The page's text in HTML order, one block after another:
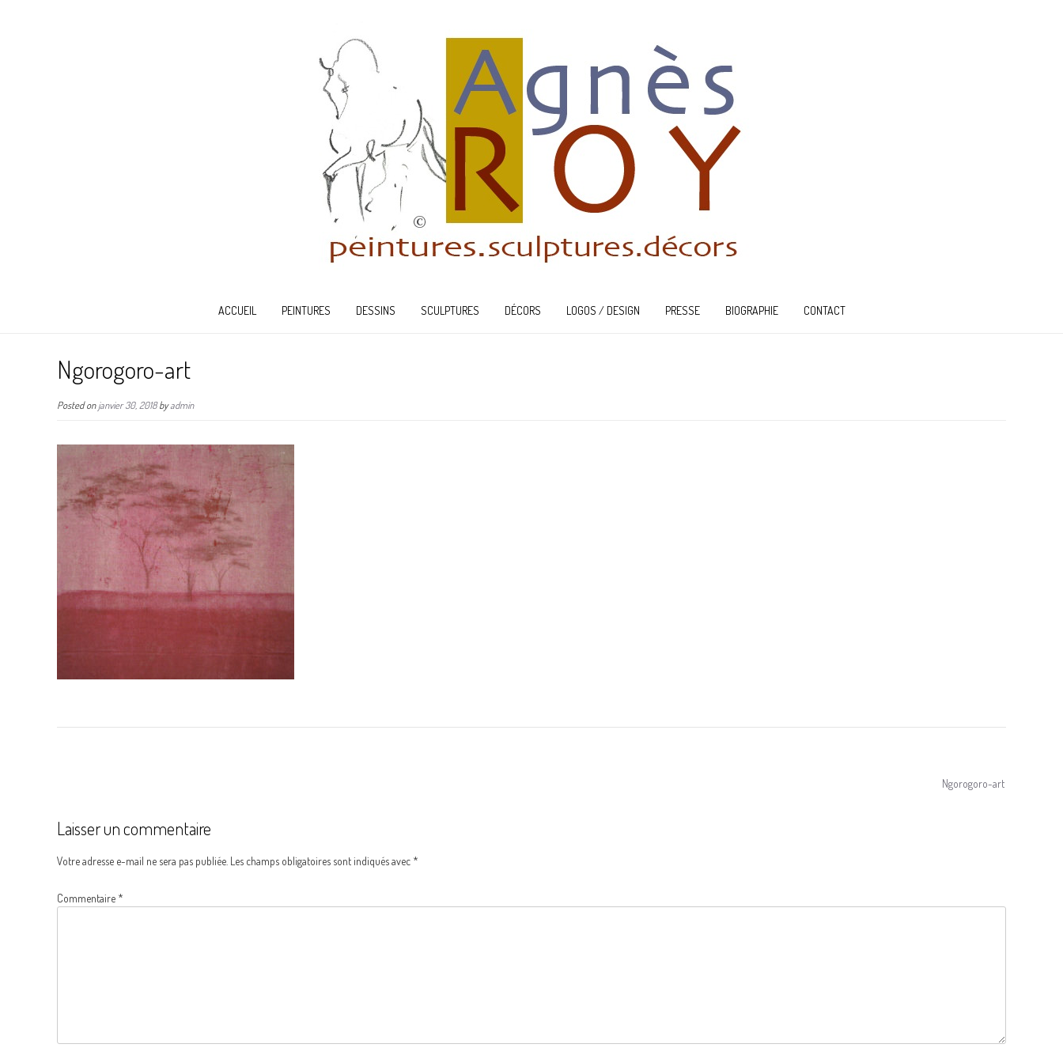
ACCUEIL PEINTURES DESSINS SCULPTURES DÉCORS LOGOS / DESIGN PRESSE BIOGRAPHIE CONTACT
Ngorogoro-art
Posted onjanvier 30, 2018byadmin
Ngorogoro-art
Laisser un commentaire
Votre adresse e-mail ne sera pas publiée. Les champs obligatoires sont indiqués avec *
Commentaire *